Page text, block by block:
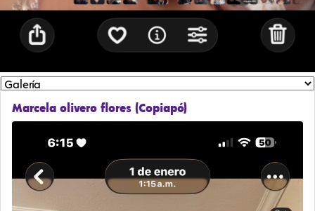
Marcela olivero flores (Copiapó)